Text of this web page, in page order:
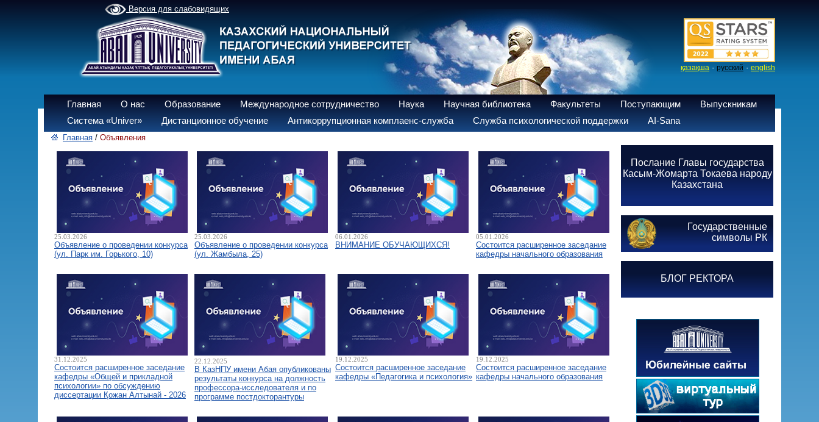
Версия для слабовидящих
қазақша · русский · english
Главная О нас Образование Международное сотрудничество Наука Научная библиотека Факультеты Поступающим
Выпускникам
Система «Univer»
Дистанционное обучение Антикоррупционная комплаенс-служба Служба психологической поддержки AI-Sana
Главная / Объявления
25.03.2026
Объявление о проведении конкурса
(ул. Парк им. Горького, 10)
25.03.2026
Объявление о проведении конкурса
(ул. Жамбыла, 25)
06.01.2026
ВНИМАНИЕ ОБУЧАЮЩИХСЯ!
05.01.2026
Состоится расширенное заседание
кафедры начального образования
31.12.2025
Состоится расширенное заседание
кафедры «Общей и прикладной
психологии» по обсуждению
диссертации Қожан Алтынай - 2026
22.12.2025
В КазНПУ имени Абая опубликованы
результаты конкурса на должность
профессора-исследователя и по
программе постдокторантуры
19.12.2025
Состоится расширенное заседание
кафедры «Педагогика и психология»
19.12.2025
Состоится расширенное заседание
кафедры начального образования
Послание Главы государства
Касым-Жомарта Токаева народу
Казахстана
Государственные
символы РК
БЛОГ РЕКТОРА